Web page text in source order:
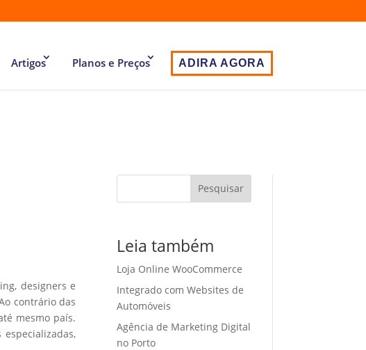
Artigos Planos e Preços ADIRA AGORA
designers e
contrário das
mesmo país.
Pesquisar
Leia também
Loja Online WooCommerce
Integrado com Websites de
Automóveis
Agência de Marketing Digital
no Porto